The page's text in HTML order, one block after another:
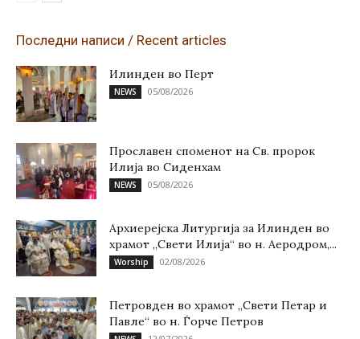
Последни написи / Recent articles
Илинден во Перт
NEWS 05/08/2026
Прославен споменот на Св. пророк
Илија во Сиденхам
NEWS 05/08/2026
Архиерејска Литургија за Илинден во
храмот „Свети Илија“ во н. Аеродром,...
Worship 02/08/2026
Петровден во храмот „Свети Петар и
Павле“ во н. Ѓорче Петров